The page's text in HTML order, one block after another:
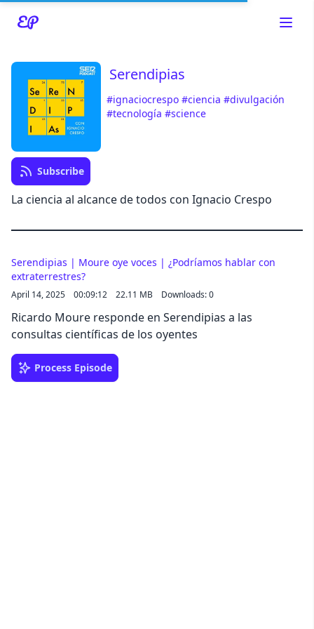
Read about our content policieshere
Serendipias
#ignaciocrespo #ciencia #divulgación
#tecnología #science
Subscribe
La ciencia al alcance de todos con Ignacio Crespo
Serendipias | Moure oye voces | ¿Podríamos hablar con
extraterrestres?
April 14, 2025 00:09:12 22.11 MB Downloads: 0
Ricardo Moure responde en Serendipias a las
consultas científicas de los oyentes
Process Episode